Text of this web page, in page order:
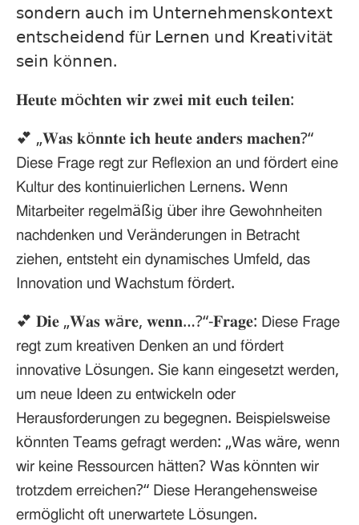
𝗌𝗈𝗇𝖽𝖾𝗋𝗇 𝖺𝗎𝖼𝗁 𝗂𝗆 𝖴𝗇𝗍𝖾𝗋𝗇𝖾𝗁𝗆𝖾𝗇𝗌𝗄𝗈𝗇𝗍𝖾𝗑𝗍
𝖾𝗇𝗍𝗌𝖼𝗁𝖾𝗂𝖽𝖾𝗇𝖽 𝖿ü𝗋 𝖫𝖾𝗋𝗇𝖾𝗇 𝗎𝗇𝖽 𝖪𝗋𝖾𝖺𝗍𝗂𝗏𝗂𝗍ä𝗍
𝗌𝖾𝗂𝗇 𝗄ö𝗇𝗇𝖾𝗇.
𝐇𝐞𝐮𝐭𝐞 𝐦ö𝐜𝐡𝐭𝐞𝐧 𝐰𝐢𝐫 𝐳𝐰𝐞𝐢 𝐦𝐢𝐭 𝐞𝐮𝐜𝐡 𝐭𝐞𝐢𝐥𝐞𝐧:⁣
💕 „𝐖𝐚𝐬 𝐤ö𝐧𝐧𝐭𝐞 𝐢𝐜𝐡 𝐡𝐞𝐮𝐭𝐞 𝐚𝐧𝐝𝐞𝐫𝐬 𝐦𝐚𝐜𝐡𝐞𝐧?“
𝖣𝗂𝖾𝗌𝖾 𝖥𝗋𝖺𝗀𝖾 𝗋𝖾𝗀𝗍 𝗓𝗎𝗋 𝖱𝖾𝖿𝗅𝖾𝗑𝗂𝗈𝗇 𝖺𝗇 𝗎𝗇𝖽 𝖿ö𝗋𝖽𝖾𝗋𝗍 𝖾𝗂𝗇𝖾
𝖪𝗎𝗅𝗍𝗎𝗋 𝖽𝖾𝗌 𝗄𝗈𝗇𝗍𝗂𝗇𝗎𝗂𝖾𝗋𝗅𝗂𝖼𝗁𝖾𝗇 𝖫𝖾𝗋𝗇𝖾𝗇𝗌. 𝖶𝖾𝗇𝗇
𝖬𝗂𝗍𝖺𝗋𝖻𝖾𝗂𝗍𝖾𝗋 𝗋𝖾𝗀𝖾𝗅𝗆äß𝗂𝗀 ü𝖻𝖾𝗋 𝗂𝗁𝗋𝖾 𝖦𝖾𝗐𝗈𝗁𝗇𝗁𝖾𝗂𝗍𝖾𝗇
𝗇𝖺𝖼𝗁𝖽𝖾𝗇𝗄𝖾𝗇 𝗎𝗇𝖽 𝖵𝖾𝗋ä𝗇𝖽𝖾𝗋𝗎𝗇𝗀𝖾𝗇 𝗂𝗇 𝖡𝖾𝗍𝗋𝖺𝖼𝗁𝗍
𝗓𝗂𝖾𝗁𝖾𝗇, 𝖾𝗇𝗍𝗌𝗍𝖾𝗁𝗍 𝖾𝗂𝗇 𝖽𝗒𝗇𝖺𝗆𝗂𝗌𝖼𝗁𝖾𝗌 𝖴𝗆𝖿𝖾𝗅𝖽, 𝖽𝖺𝗌
𝖨𝗇𝗇𝗈𝗏𝖺𝗍𝗂𝗈𝗇 𝗎𝗇𝖽 𝖶𝖺𝖼𝗁𝗌𝗍𝗎𝗆 𝖿ö𝗋𝖽𝖾𝗋𝗍.⁣
💕 𝐃𝐢𝐞 „𝐖𝐚𝐬 𝐰ä𝐫𝐞, 𝐰𝐞𝐧𝐧…?“-𝐅𝐫𝐚𝐠𝐞: 𝖣𝗂𝖾𝗌𝖾 𝖥𝗋𝖺𝗀𝖾
𝗋𝖾𝗀𝗍 𝗓𝗎𝗆 𝗄𝗋𝖾𝖺𝗍𝗂𝗏𝖾𝗇 𝖣𝖾𝗇𝗄𝖾𝗇 𝖺𝗇 𝗎𝗇𝖽 𝖿ö𝗋𝖽𝖾𝗋𝗍
𝗂𝗇𝗇𝗈𝗏𝖺𝗍𝗂𝗏𝖾 𝖫ö𝗌𝗎𝗇𝗀𝖾𝗇. 𝖲𝗂𝖾 𝗄𝖺𝗇𝗇 𝖾𝗂𝗇𝗀𝖾𝗌𝖾𝗍𝗓𝗍 𝗐𝖾𝗋𝖽𝖾𝗇,
𝗎𝗆 𝗇𝖾𝗎𝖾 𝖨𝖽𝖾𝖾𝗇 𝗓𝗎 𝖾𝗇𝗍𝗐𝗂𝖼𝗄𝖾𝗅𝗇 𝗈𝖽𝖾𝗋
𝖧𝖾𝗋𝖺𝗎𝗌𝖿𝗈𝗋𝖽𝖾𝗋𝗎𝗇𝗀𝖾𝗇 𝗓𝗎 𝖻𝖾𝗀𝖾𝗀𝗇𝖾𝗇. 𝖡𝖾𝗂𝗌𝗉𝗂𝖾𝗅𝗌𝗐𝖾𝗂𝗌𝖾
𝗄ö𝗇𝗇𝗍𝖾𝗇 𝖳𝖾𝖺𝗆𝗌 𝗀𝖾𝖿𝗋𝖺𝗀𝗍 𝗐𝖾𝗋𝖽𝖾𝗇: „𝖶𝖺𝗌 𝗐ä𝗋𝖾, 𝗐𝖾𝗇𝗇
𝗐𝗂𝗋 𝗄𝖾𝗂𝗇𝖾 𝖱𝖾𝗌𝗌𝗈𝗎𝗋𝖼𝖾𝗇 𝗁ä𝗍𝗍𝖾𝗇? 𝖶𝖺𝗌 𝗄ö𝗇𝗇𝗍𝖾𝗇 𝗐𝗂𝗋
𝗍𝗋𝗈𝗍𝗓𝖽𝖾𝗆 𝖾𝗋𝗋𝖾𝗂𝖼𝗁𝖾𝗇?“ 𝖣𝗂𝖾𝗌𝖾 𝖧𝖾𝗋𝖺𝗇𝗀𝖾𝗁𝖾𝗇𝗌𝗐𝖾𝗂𝗌𝖾
𝖾𝗋𝗆ö𝗀𝗅𝗂𝖼𝗁𝗍 𝗈𝖿𝗍 𝗎𝗇𝖾𝗋𝗐𝖺𝗋𝗍𝖾𝗍𝖾 𝖫ö𝗌𝗎𝗇𝗀𝖾𝗇.⁣